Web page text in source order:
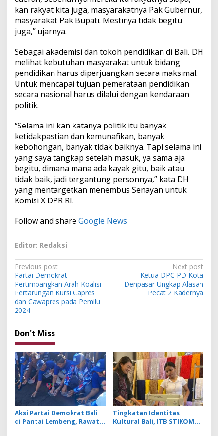
kan rakyat kita juga, masyarakatnya Pak Gubernur,
masyarakat Pak Bupati. Mestinya tidak begitu
juga,” ujarnya.
Sebagai akademisi dan tokoh pendidikan di Bali, DH
melihat kebutuhan masyarakat untuk bidang
pendidikan harus diperjuangkan secara maksimal.
Untuk mencapai tujuan pemerataan pendidikan
secara nasional harus dilalui dengan kendaraan
politik.
“Selama ini kan katanya politik itu banyak
ketidakpastian dan kemunafikan, banyak
kebohongan, banyak tidak baiknya. Tapi selama ini
yang saya tangkap setelah masuk, ya sama aja
begitu, dimana mana ada kayak gitu, baik atau
tidak baik, jadi tergantung personnya,” kata DH
yang mentargetkan menembus Senayan untuk
Komisi X DPR RI.
Follow and share Google News
Editor: Redaksi
P
o
s
t
a
v
i
g
a
t
i
Previous post
Partai Demokrat
Pertimbangkan Arah Koalisi
Pertarungan Kursi Capres
dan Cawapres pada Pemilu
2024
Next post
Ketua DPC PD Kota
Denpasar Ungkap Alasan
Pecat 2 Kadernya
Don't Miss
Aksi Partai Demokrat Bali
di Pantai Lembeng, Rawat
Tingkatan Identitas
Kultural Bali, ITB STIKOM